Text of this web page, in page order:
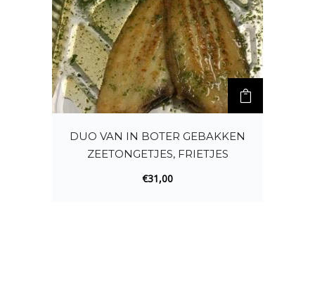
DUO VAN IN BOTER GEBAKKEN
ZEETONGETJES, FRIETJES
€31,00